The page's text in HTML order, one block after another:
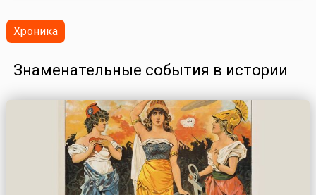
Хроника
Знаменательные события в истории